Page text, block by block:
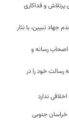
پرتلاش و فداکاری
تبیین، با نثار
اصحاب رسانه و
خود را در
ندارد
خراسان جنوبی